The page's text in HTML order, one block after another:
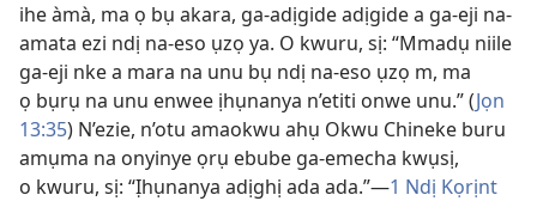
ihe àmà, ma ọ bụ akara, ga-adịgide adịgide a ga-eji na-
amata ezi ndị na-eso ụzọ ya. O kwuru, sị: “Mmadụ niile
ga-eji nke a mara na unu bụ ndị na-eso ụzọ m, ma
ọ bụrụ na unu enwee ịhụnanya n’etiti onwe unu.” (Jọn
13:35) N’ezie, n’otu amaokwu ahụ Okwu Chineke buru
amụma na onyinye ọrụ ebube ga-emecha kwụsị,
o kwuru, sị: “Ịhụnanya adịghị ada ada.”—1 Ndị Kọrịnt